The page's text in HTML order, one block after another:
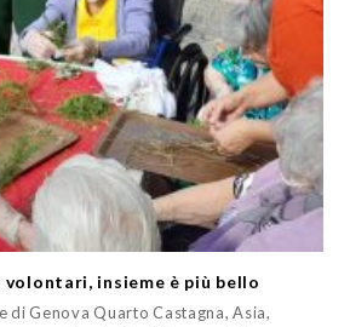
volontari, insieme è più bello
Genova Quarto Castagna, Asia,